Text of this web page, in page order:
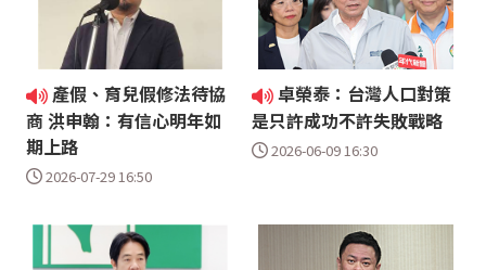
產假、育兒假修法待協
商 洪申翰：有信心明年如
期上路
2026-07-29 16:50
卓榮泰：台灣人口對策
是只許成功不許失敗戰略
2026-06-09 16:30